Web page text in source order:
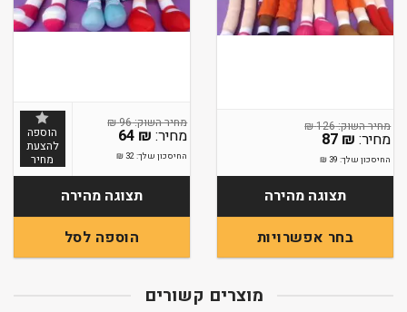
126
₪
87 ₪
החיסכון שלך:39
₪
תצוגה מהירה
בחר אפשרויות
96
₪
64 ₪
החיסכון שלך:32
₪
הוספה
להצעת
מחיר
תצוגה מהירה
הוספה לסל
מוצרים קשורים